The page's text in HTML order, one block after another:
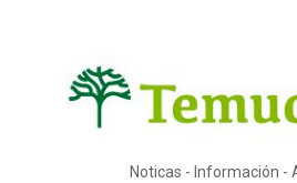
Noticas - Información -